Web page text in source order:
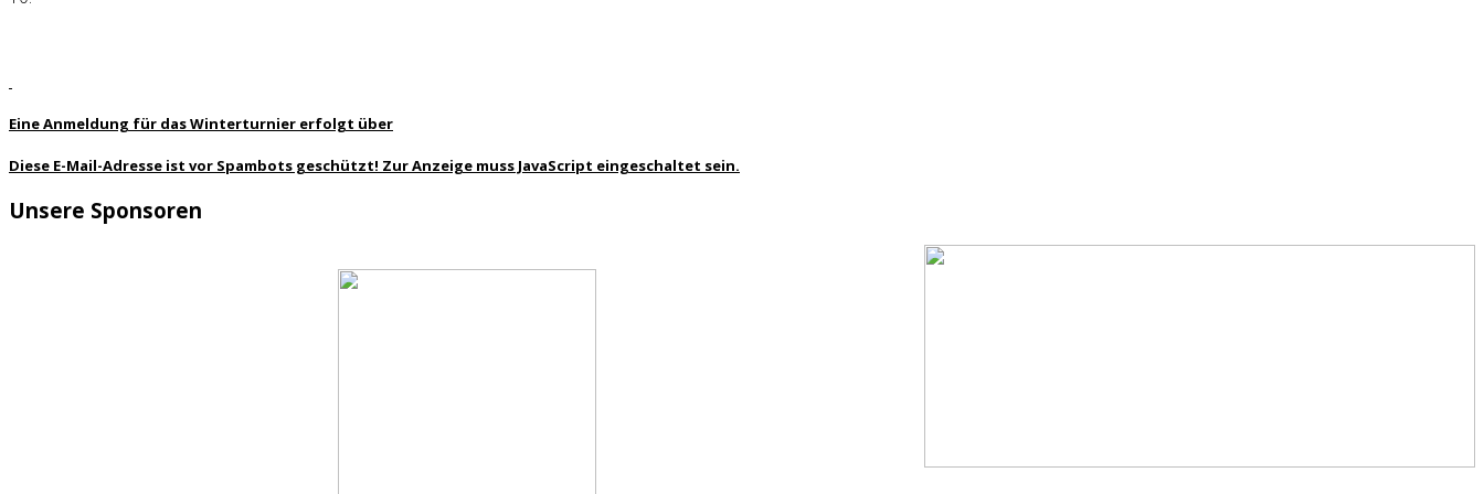
Eine Anmeldung für das Winterturnier erfolgt über
Diese E-Mail-Adresse ist vor Spambots geschützt! Zur Anzeige muss JavaScript eingeschaltet sein.
Unsere Sponsoren